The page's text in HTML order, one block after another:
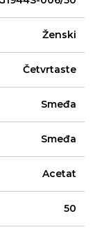
Ženski
Četvrtaste
Smeđa
Smeđa
Acetat
50